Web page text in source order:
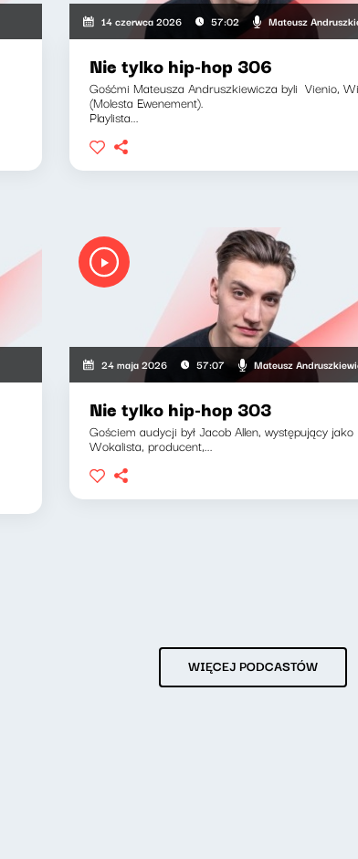
14 czerwca 2026 57:02 Mateusz
Nie tylko hip-hop 306
Gośćmi Mateusza Andruszkiewicza byli Vienio,
(Molesta Ewenement).
Playlista...
24 maja 2026 57:07 Mateusz
Nie tylko hip-hop 303
Gościem audycji był Jacob Allen, występujący jako
Wokalista, producent,...
WIĘCEJ PODCASTÓW